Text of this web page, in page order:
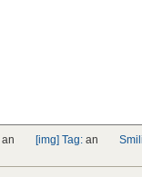
an [img] Tag: an